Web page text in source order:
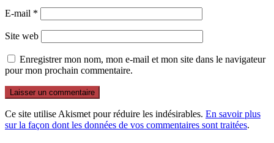
E-mail *
Site web
Enregistrer mon nom, mon e-mail et mon site dans le navigateur
pour mon prochain commentaire.
Ce site utilise Akismet pour réduire les indésirables. En savoir plus
sur la façon dont les données de vos commentaires sont traitées.